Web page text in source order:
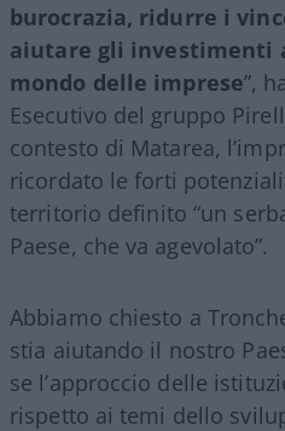
burocrazia, ridurre i
aiutare gli investimenti
mondo delle imprese”,
Esecutivo del gruppo
contesto di Matarea,
ricordato le forti
territorio definito “un
Paese, che va agevolato”.
Abbiamo chiesto a
stia aiutando il nostro
se l’approccio delle
rispetto ai temi dello